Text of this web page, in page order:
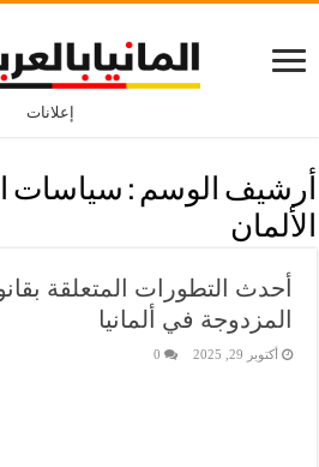
إعلانات
أرشيف الوسم : سياسات
الألمان
أحدث التطورات المتعلقة
المزدوجة في ألمانيا
أكتوبر 29, 2025 0